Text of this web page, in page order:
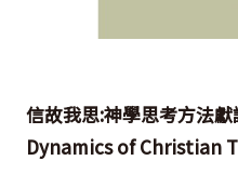
信故我思:神學思考方法
Dynamics of Christian